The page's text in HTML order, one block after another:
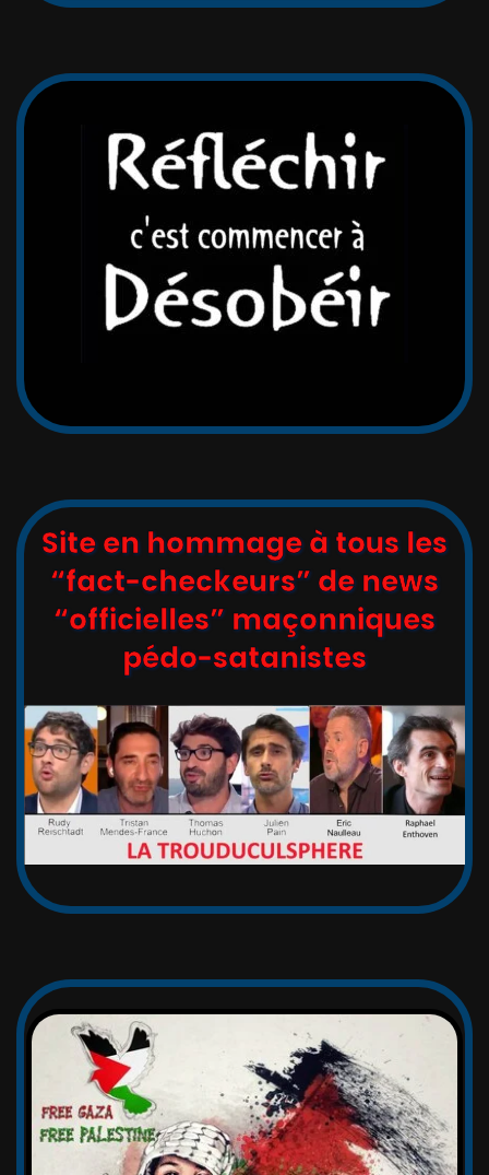
Site en hommage à tous les
“fact-checkeurs” de news
“officielles” maçonniques
pédo-satanistes